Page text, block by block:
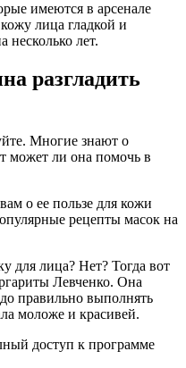
имеются в арсенале
лица гладкой и
несколько лет.
разгладить
Многие знают о
может ли она помочь в
о ее пользе для кожи
рецепты масок на
для лица? Нет? Тогда вот
Левченко. Она
правильно выполнять
моложе и красивей.
доступ к программе